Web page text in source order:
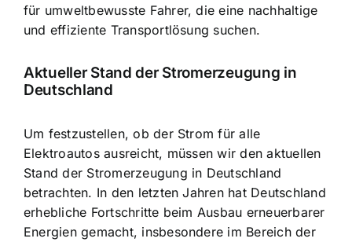
für umweltbewusste Fahrer, die eine nachhaltige
und effiziente Transportlösung suchen.
Aktueller Stand der Stromerzeugung in
Deutschland
Um festzustellen, ob der Strom für alle
Elektroautos ausreicht, müssen wir den aktuellen
Stand der Stromerzeugung in Deutschland
betrachten. In den letzten Jahren hat Deutschland
erhebliche Fortschritte beim Ausbau erneuerbarer
Energien gemacht, insbesondere im Bereich der